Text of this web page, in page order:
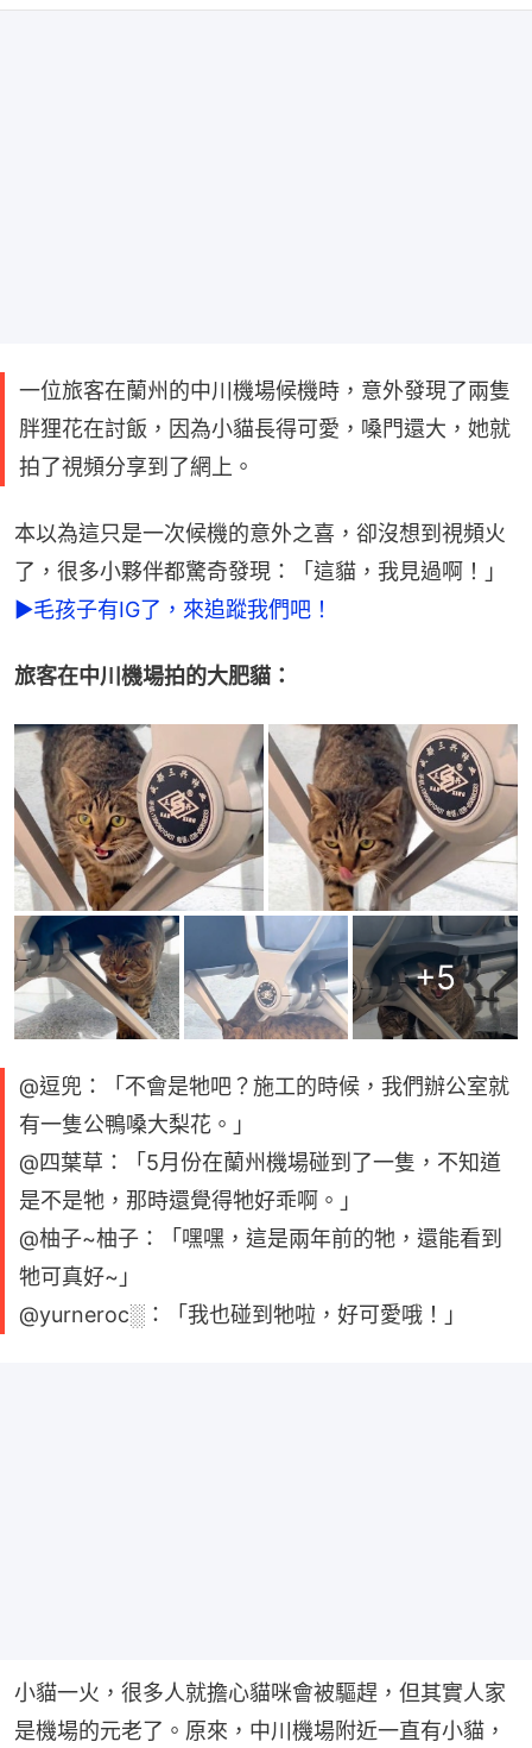
一位旅客在蘭州的中川機場候機時，意外發現了兩隻
胖狸花在討飯，因為小貓長得可愛，嗓門還大，她就
拍了視頻分享到了網上。
本以為這只是一次候機的意外之喜，卻沒想到視頻火
了，很多小夥伴都驚奇發現：「這貓，我見過啊！」
►毛孩子有IG了，來追蹤我們吧！
旅客在中川機場拍的大肥貓：
+5
@逗兜：「不會是牠吧？施工的時候，我們辦公室就
有一隻公鴨嗓大梨花。」
@四葉草：「5月份在蘭州機場碰到了一隻，不知道
是不是牠，那時還覺得牠好乖啊。」
@柚子~柚子：「嘿嘿，這是兩年前的牠，還能看到
牠可真好~」
@yurneroc░：「我也碰到牠啦，好可愛哦！」
小貓一火，很多人就擔心貓咪會被驅趕，但其實人家
是機場的元老了。原來，中川機場附近一直有小貓，